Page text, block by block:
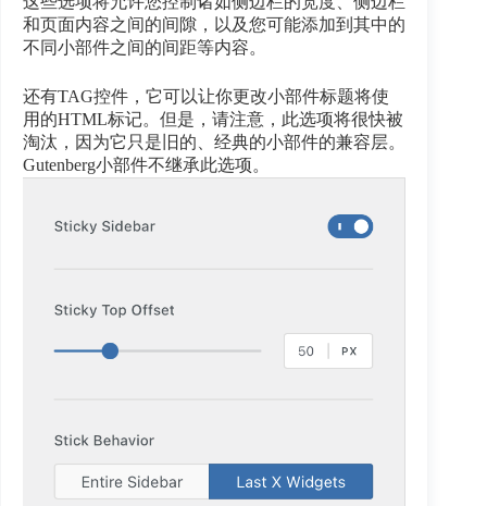
和页面内容之间的间隙，以及您可能添加到其中的
不同小部件之间的间距等内容。
还有TAG控件，它可以让你更改小部件标题将使
用的HTML标记。但是，请注意，此选项将很快被
淘汰，因为它只是旧的、经典的小部件的兼容层。
Gutenberg小部件不继承此选项。